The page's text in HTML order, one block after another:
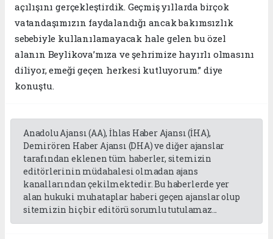
açılışını gerçekleştirdik. Geçmiş yıllarda birçok
vatandaşımızın faydalandığı ancak bakımsızlık
sebebiyle kullanılamayacak hale gelen bu özel
alanın Beylikova’mıza ve şehrimize hayırlı olmasını
diliyor, emeği geçen herkesi kutluyorum.” diye
konuştu.
Anadolu Ajansı (AA), İhlas Haber Ajansı (İHA),
Demirören Haber Ajansı (DHA) ve diğer ajanslar
tarafından eklenen tüm haberler, sitemizin
editörlerinin müdahalesi olmadan ajans
kanallarından çekilmektedir. Bu haberlerde yer
alan hukuki muhataplar haberi geçen ajanslar olup
sitemizin hiç bir editörü sorumlu tutulamaz...